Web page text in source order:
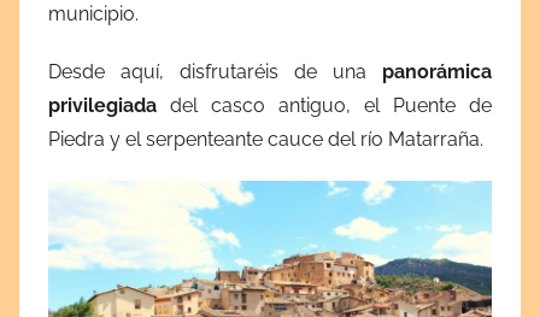
municipio.
Desde aquí, disfrutaréis de una panorámica
privilegiada del casco antiguo, el Puente de
Piedra y el serpenteante cauce del río Matarraña.